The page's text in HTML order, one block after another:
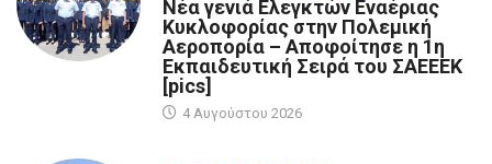
Νέα γενιά Ελεγκτών Εναέριας
Κυκλοφορίας στην Πολεμική
Αεροπορία – Αποφοίτησε η 1η
Εκπαιδευτική Σειρά του ΣΑΕΕΕΚ
[pics]
4 Αυγούστου 2026